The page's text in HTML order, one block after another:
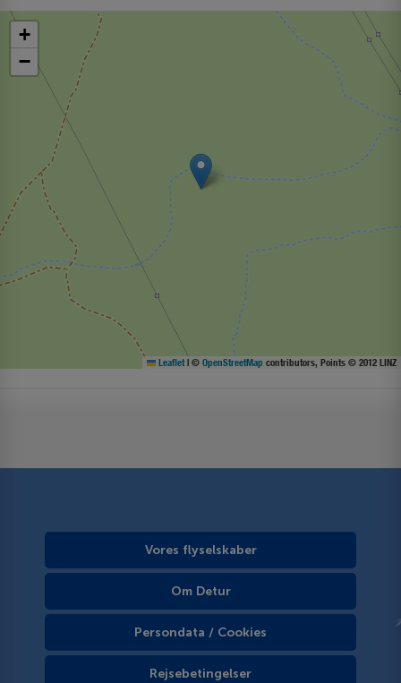
+
−
Leaflet | © OpenStreetMap contributors, Points © 2012 LINZ
Vores flyselskaber
Om Detur
Persondata / Cookies
Rejsebetingelser